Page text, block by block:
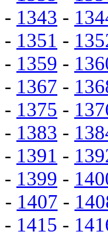
- 1343 -
- 1351 -
- 1359 -
- 1367 -
- 1375 -
- 1383 -
- 1391 -
- 1399 -
- 1407 -
- 1415 -